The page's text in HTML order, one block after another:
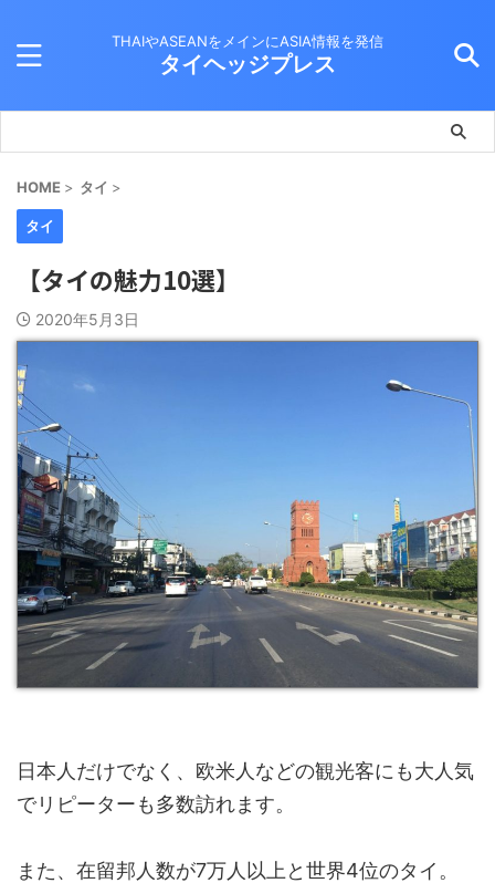
THAIやASEANをメインにASIA情報を発信
タイヘッジプレス
HOME > タイ >
タイ
【タイの魅力10選】
2020年5月3日
日本人だけでなく、欧米人などの観光客にも大人気
でリピーターも多数訪れます。
また、在留邦人数が7万人以上と世界4位のタイ。